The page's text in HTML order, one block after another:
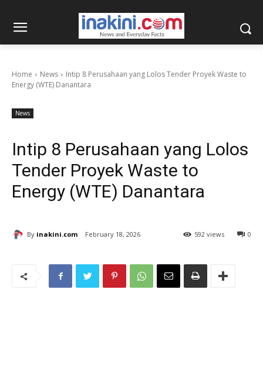
Home News
Intip 8 Perusahaan yang Lolos Tender Proyek Waste to
Energy (WTE) Danantara
News
Intip 8 Perusahaan yang Lolos
Tender Proyek Waste to
Energy (WTE) Danantara
By inakini.com February 18, 2026 0
592 views